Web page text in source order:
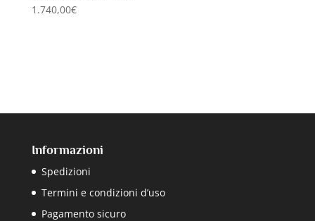
1.740,00€
Informazioni
Spedizioni
Termini e condizioni d’uso
Pagamento sicuro